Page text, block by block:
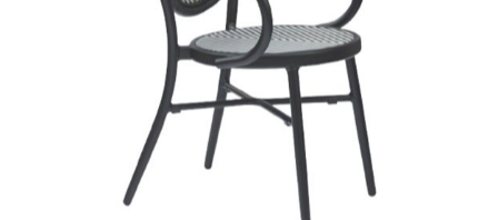
Add To Compare
Chaise en rotin